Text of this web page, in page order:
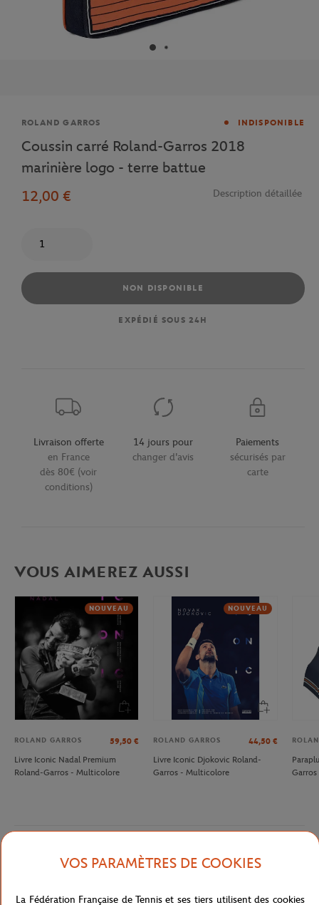
Marque
ROLAND GARROS INDISPONIBLE
Coussin carré Roland-Garros 2018
marinière logo - terre battue
12,00 €
Description détaillée
NON DISPONIBLE
EXPÉDIÉ SOUS 24H
Livraison offerte
en France
dès 80€ (voir
conditions)
14 jours pour
changer d'avis
Paiements
sécurisés par
carte
VOUS AIMEREZ AUSSI
NOUVEAU
ROLAND GARROS 59,50 €
Livre Iconic Nadal Premium
Roland-Garros - Multicolore
NOUVEAU
ROLAND GARROS 44,50 €
Livre Iconic Djokovic Roland-
Garros - Multicolore
Description détaillée
A remplir
VOS PARAMÈTRES DE COOKIES
La Fédération Française de Tennis et ses tiers utilisent des cookies